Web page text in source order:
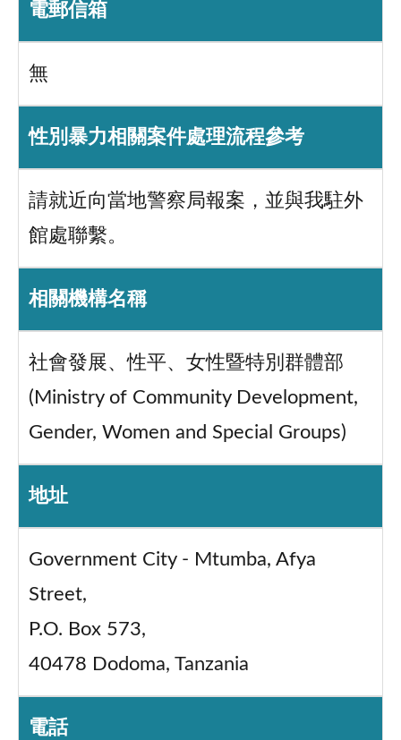
電郵信箱
無
性別暴力相關案件處理流程參考
請就近向當地警察局報案，並與我駐外
館處聯繫。
相關機構名稱
社會發展、性平、女性暨特別群體部
(Ministry of Community Development,
Gender, Women and Special Groups)
地址
Government City - Mtumba, Afya
Street,
P.O. Box 573,
40478 Dodoma, Tanzania
電話